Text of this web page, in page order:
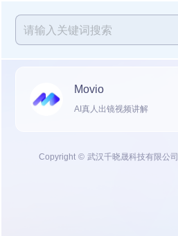
Movio
AI真人出镜视频讲解
Copyright © 武汉千晓晟科技有限公司